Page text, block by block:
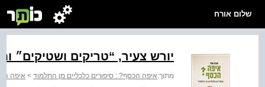
שלום אורח
יורש צעיר, “טריקים ושטיקים״
מתוך:איפה הכסף? : סיפורים כלכליים מן התלמוד > איפה